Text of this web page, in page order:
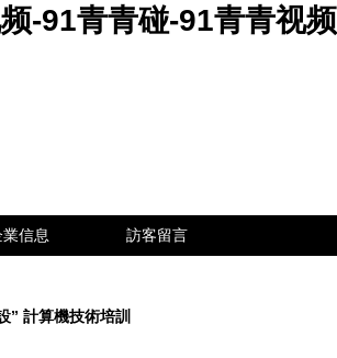
-91青青碰-91青青视
信息 訪客留言
” 計算機技術培訓